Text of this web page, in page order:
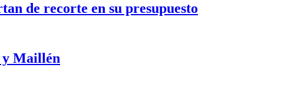
de recorte en su presupuesto
y Maillén